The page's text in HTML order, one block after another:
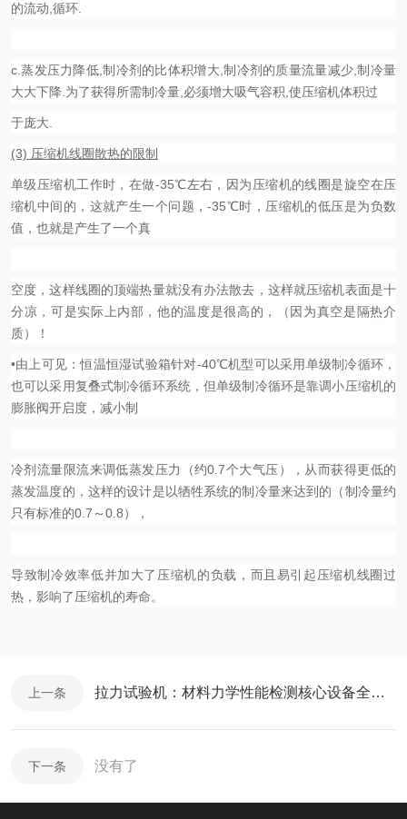
的流动,循环.
c.蒸发压力降低,制冷剂的比体积增大,制冷剂的质量流量减少,制冷量
大大下降.为了获得所需制冷量,必须增大吸气容积,使压缩机体积过
于庞大.
(3) 压缩机线圈散热的限制
单级压缩机工作时，在做-35℃左右，因为压缩机的线圈是旋空在压
缩机中间的，这就产生一个问题，-35℃时，压缩机的低压是为负数
值，也就是产生了一个真
空度，这样线圈的顶端热量就没有办法散去，这样就压缩机表面是十
分凉，可是实际上内部，他的温度是很高的，（因为真空是隔热介
质）！
•由上可见：恒温恒湿试验箱针对-40℃机型可以采用单级制冷循环，
也可以采用复叠式制冷循环系统，但单级制冷循环是靠调小压缩机的
膨胀阀开启度，减小制
冷剂流量限流来调低蒸发压力（约0.7个大气压），从而获得更低的
蒸发温度的，这样的设计是以牺牲系统的制冷量来达到的（制冷量约
只有标准的0.7～0.8），
导致制冷效率低并加大了压缩机的负载，而且易引起压缩机线圈过
热，影响了压缩机的寿命。
上一条 拉力试验机：材料力学性能检测核心设备全解析
下一条 没有了